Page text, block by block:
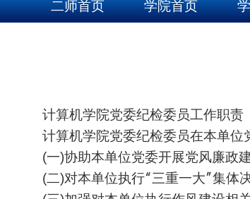
二师首页 学院首页
计算机学院党委纪检委员工作职责
计算机学院党委纪检委员在本单位
(一)协助本单位党委开展党风廉政
(二)对本单位执行“三重一大”集体